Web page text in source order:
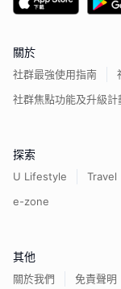
關於
社群最強使用指南
社群焦點功能及升級計
探索
U Lifestyle Travel
e-zone
其他
關於我們 免責聲明